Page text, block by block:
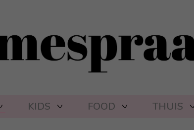
KIDS FOOD THUIS